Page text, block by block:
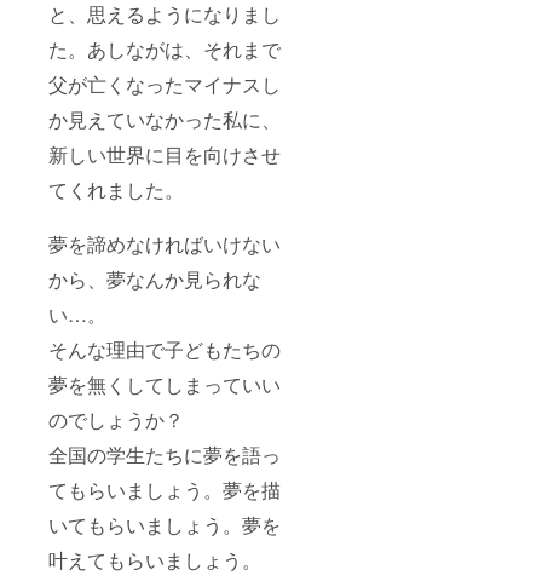
と、思えるようになりまし
た。あしながは、それまで
父が亡くなったマイナスし
か見えていなかった私に、
新しい世界に目を向けさせ
てくれました。
夢を諦めなければいけない
から、夢なんか見られな
い…。
そんな理由で子どもたちの
夢を無くしてしまっていい
のでしょうか？
全国の学生たちに夢を語っ
てもらいましょう。夢を描
いてもらいましょう。夢を
叶えてもらいましょう。